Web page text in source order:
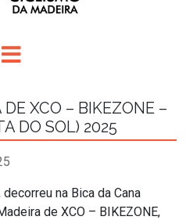
XCO – BIKEZONE –
DO SOL) 2025
na Bica da Cana
de XCO – BIKEZONE,